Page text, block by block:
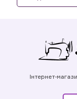
Інтернет-